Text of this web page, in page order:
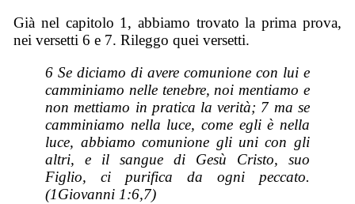
Già nel capitolo 1, abbiamo trovato la prima prova,
nei versetti 6 e 7. Rileggo quei versetti.
6 Se diciamo di avere comunione con lui e
camminiamo nelle tenebre, noi mentiamo e
non mettiamo in pratica la verità; 7 ma se
camminiamo nella luce, come egli è nella
luce, abbiamo comunione gli uni con gli
altri, e il sangue di Gesù Cristo, suo
Figlio, ci purifica da ogni peccato.
(1Giovanni 1:6,7)